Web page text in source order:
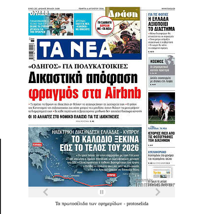
Τα πρωτοσέλιδα των εφημερίδων - protoselida